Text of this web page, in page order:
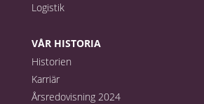
Logistik
VÅR HISTORIA
Historien
Karriär
Årsredovisning 2024